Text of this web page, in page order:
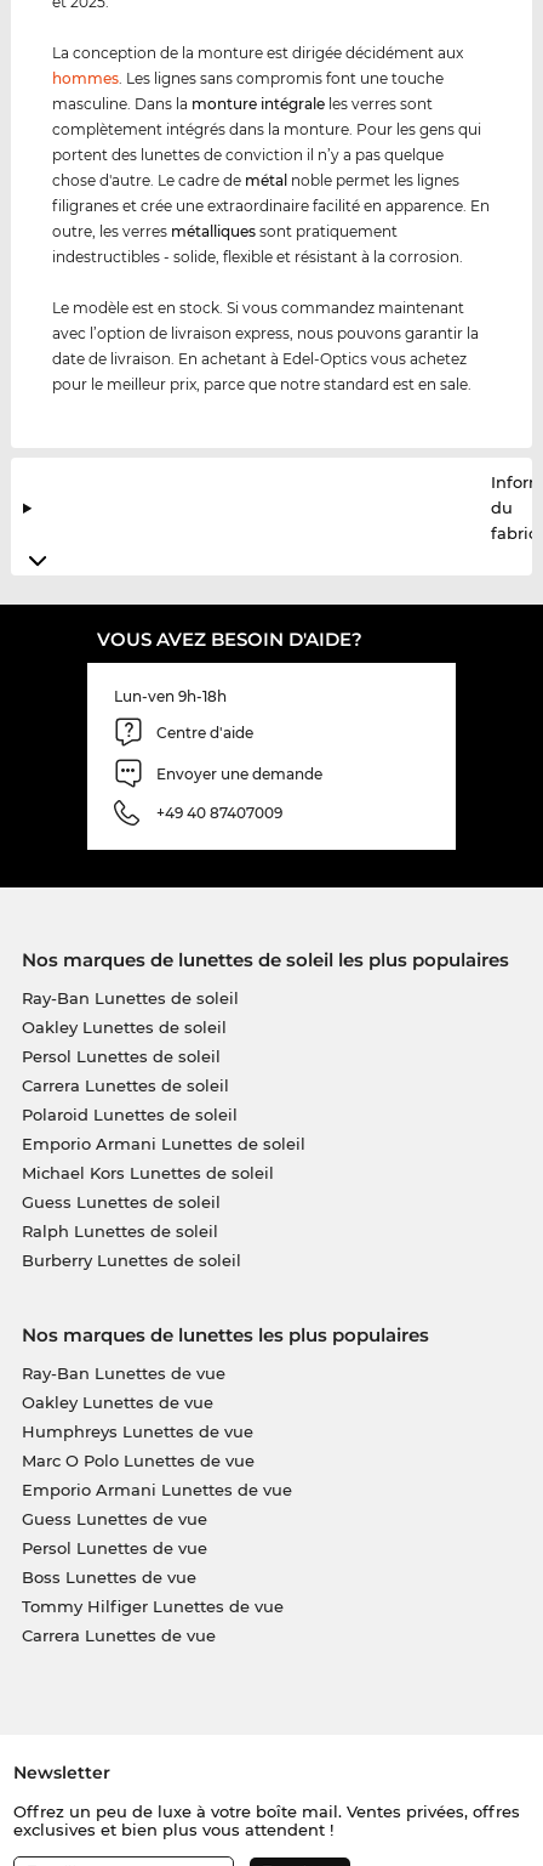
La conception de la monture est dirigée décidément aux
hommes. Les lignes sans compromis font une touche
masculine. Dans la monture intégrale les verres sont
complètement intégrés dans la monture. Pour les gens qui
portent des lunettes de conviction il n’y a pas quelque
chose d'autre. Le cadre de métal noble permet les lignes
filigranes et crée une extraordinaire facilité en apparence. En
outre, les verres métal liques sont pratiquement
indestructibles - solide, flexible et résistant à la corrosion.
Le modèle est en stock. Si vous commandez maintenant
avec l’option de livraison express, nous pouvons garantir la
date de livraison. En achetant à Edel-Optics vous achetez
pour le meilleur prix, parce que notre standard est en sale.
du
VOUS AVEZ BESOIN D'AIDE?
Lun-ven 9h-18h
Centre d'aide
Envoyer une demande
+49 40 87407009
Nos marques de lunettes de soleil les plus populaires
Ray-Ban Lunettes de soleil
Oakley Lunettes de soleil
Persol Lunettes de soleil
Carrera Lunettes de soleil
Polaroid Lunettes de soleil
Emporio Armani Lunettes de soleil
Michael Kors Lunettes de soleil
Guess Lunettes de soleil
Ralph Lunettes de soleil
Burberry Lunettes de soleil
Nos marques de lunettes les plus populaires
Ray-Ban Lunettes de vue
Oakley Lunettes de vue
Humphreys Lunettes de vue
Marc O Polo Lunettes de vue
Emporio Armani Lunettes de vue
Guess Lunettes de vue
Persol Lunettes de vue
Boss Lunettes de vue
Tommy Hilfiger Lunettes de vue
Carrera Lunettes de vue
Newsletter
Offrez un peu de luxe à votre boîte mail. Ventes privées, offres
exclusives et bien plus vous attendent !